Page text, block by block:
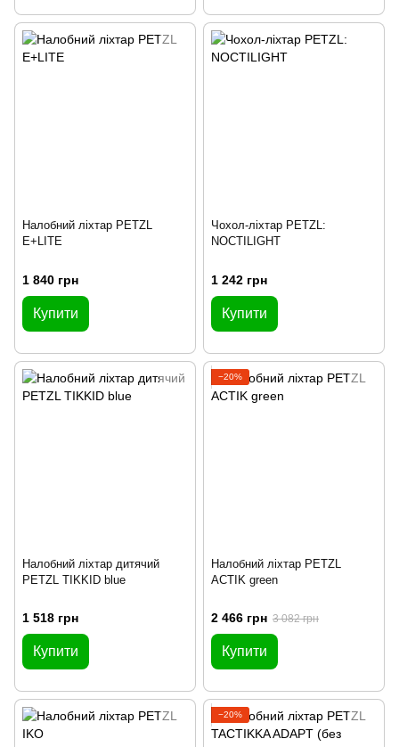
Налобний ліхтар PETZL
E+LITE
1 840 грн
Купити
Чохол-ліхтар PETZL:
NOCTILIGHT
1 242 грн
Купити
Налобний ліхтар дитячий
PETZL TIKKID blue
1 518 грн
Купити
−20%
Налобний ліхтар PETZL
ACTIK green
2 466 грн 3 082 грн
Купити
−20%